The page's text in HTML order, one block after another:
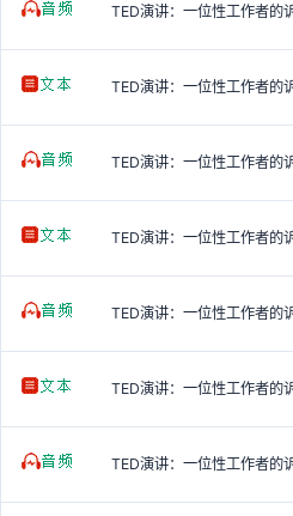
TED演讲：一位性工作者的
TED演讲：一位性工作者的
TED演讲：一位性工作者的
TED演讲：一位性工作者的
TED演讲：一位性工作者的
TED演讲：一位性工作者的
TED演讲：一位性工作者的